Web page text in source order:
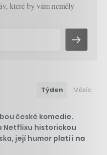
které by vám neměly
Týden Měsíc
české komedie.
Netflixu historickou
její humor platí i na